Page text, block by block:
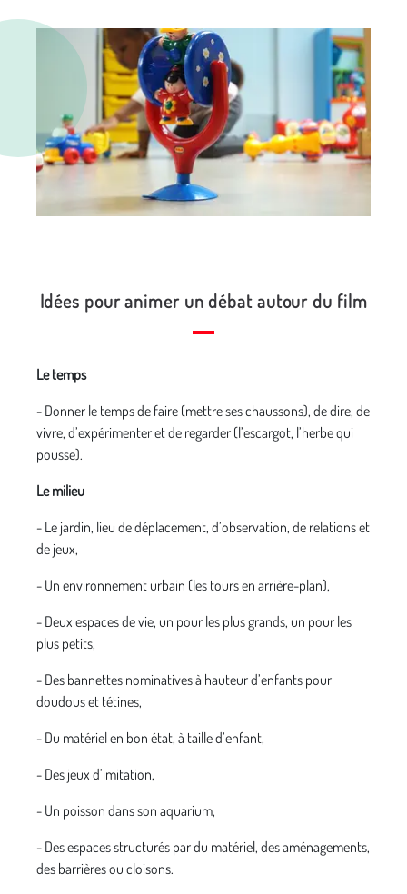
Idées pour animer un débat autour du film
Le temps
- Donner le temps de faire (mettre ses chaussons), de dire, de
vivre, d’expérimenter et de regarder (l’escargot, l’herbe qui
pousse).
Le milieu
- Le jardin, lieu de déplacement, d’observation, de relations et
de jeux,
- Un environnement urbain (les tours en arrière-plan),
- Deux espaces de vie, un pour les plus grands, un pour les
plus petits,
- Des bannettes nominatives à hauteur d’enfants pour
doudous et tétines,
- Du matériel en bon état, à taille d’enfant,
- Des jeux d’imitation,
- Un poisson dans son aquarium,
- Des espaces structurés par du matériel, des aménagements,
des barrières ou cloisons.